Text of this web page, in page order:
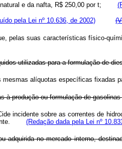
natural e da nafta, R$ 250,00 por t;
pela Lei nº 10.636, de 2002)
pelas suas características físico-
utilizadas para a formulação de
mesmas alíquotas específicas
produção ou formulação de
incidente sobre as correntes de
(Redação dada pela Lei nº
adquirida no mercado interno,